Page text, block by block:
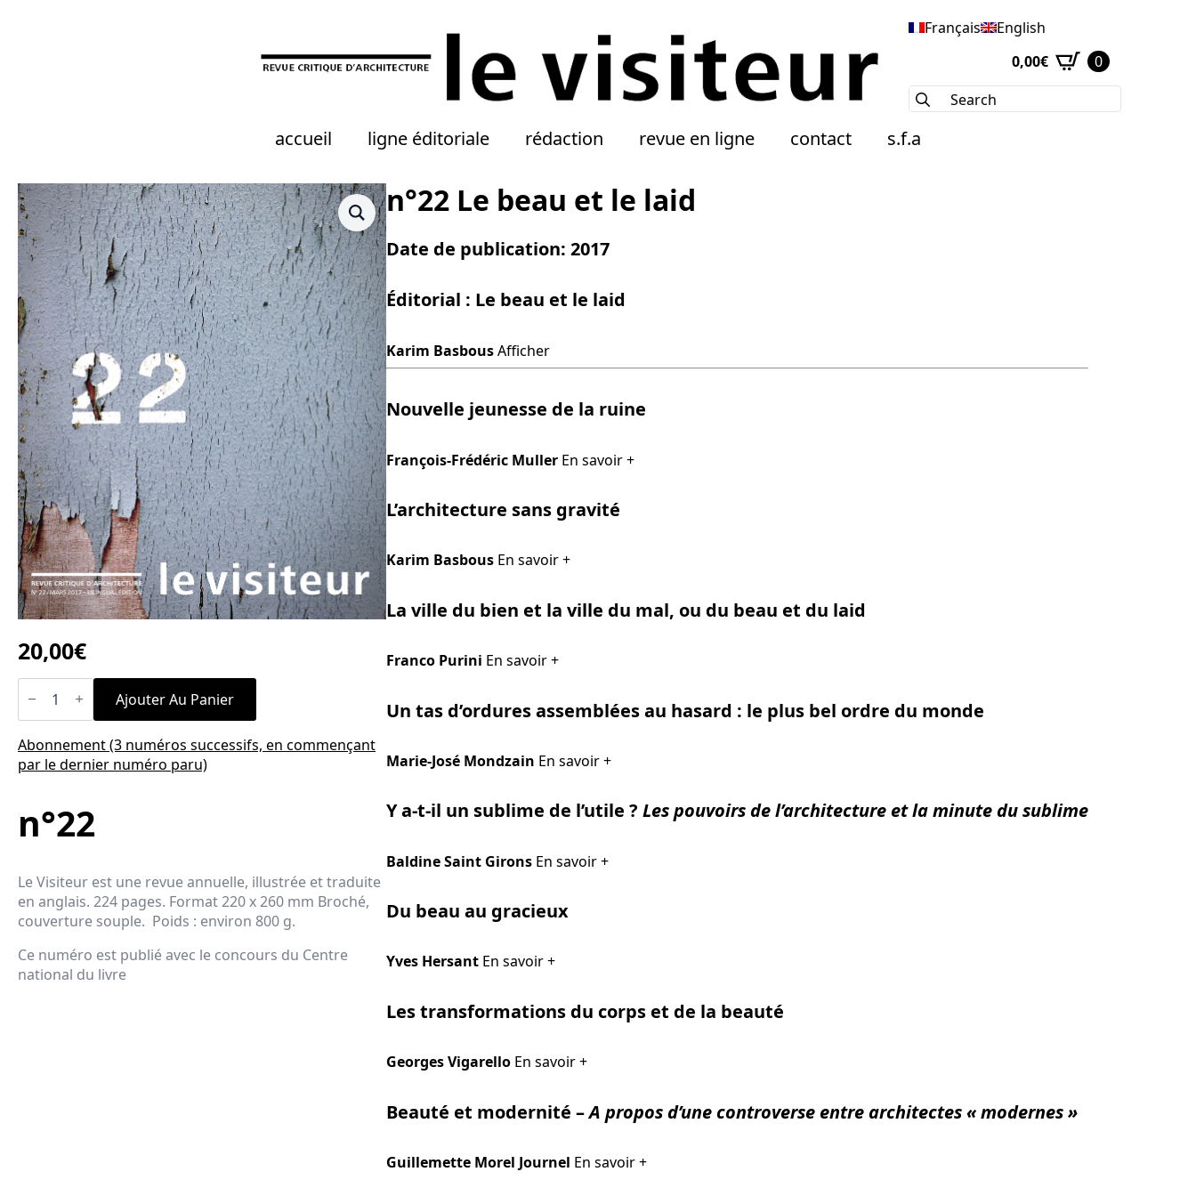
Français
English
0,00€
0
Search
for:
accueil ligne éditoriale rédaction revue en ligne contact s.f.a
20,00€
quantité
de
Le
beau
et
le
Ajouter Au Panier
Abonnement (3 numéros successifs, en commençant
par le dernier numéro paru)
n°22
Le Visiteur est une revue annuelle, illustrée et traduite
en anglais. 224 pages. Format 220 x 260 mm Broché,
couverture souple. Poids : environ 800 g.
Ce numéro est publié avec le concours du Centre
national du livre
n°22 Le beau et le laid
Date de publication: 2017
Éditorial : Le beau et le laid
Karim BasbousAfficher
Nouvelle jeunesse de la ruine
François-Frédéric Muller En savoir +
L’architecture sans gravité
Karim Basbous En savoir +
La ville du bien et la ville du mal, ou du beau et du laid
Franco Purini En savoir +
Un tas d’ordures assemblées au hasard : le plus bel ordre du monde
Marie-José Mondzain En savoir +
Y a-t-il un sublime de l’utile ?Les pouvoirs de l’architecture et la minute du sublime
Baldine Saint Girons En savoir +
Du beau au gracieux
Yves Hersant En savoir +
Les transformations du corps et de la beauté
Georges Vigarello En savoir +
Beauté et modernité –A propos d’une controverse entre architectes « modernes »
Guillemette Morel Journel En savoir +